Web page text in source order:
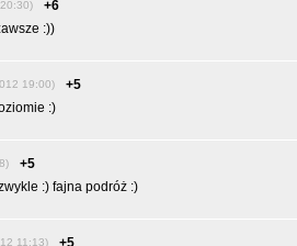
+6
:))
19:00)
+5
:)
+5
:) fajna podróż :)
11:13)
+5